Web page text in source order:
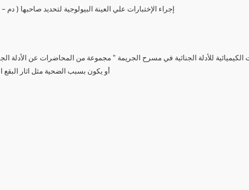
( إجراء الإختبارات علي العينة البيولوجية لتحديد
الكيميائية للأدلة الجنائية في مسرح الجريمة " مجموعة من المحاضرات عن الأدلة
أو يكون بسبب الضحية مثل اثار